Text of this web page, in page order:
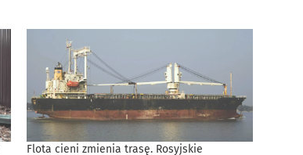
Flota cieni zmienia trasę. Rosyjskie